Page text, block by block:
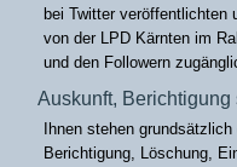
bei Twitter veröffentlichten
von der LPD Kärnten im
und den Followern
Auskunft,
Ihnen stehen
Berichtigung, Löschung,